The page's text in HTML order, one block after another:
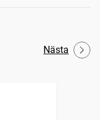
Nästa